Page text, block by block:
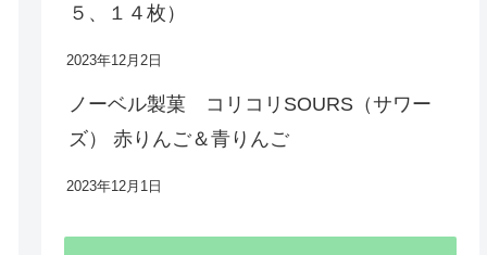
５、１４枚）
2023年12月2日
ノーベル製菓 コリコリSOURS（サワー
ズ） 赤りんご＆青りんご
2023年12月1日